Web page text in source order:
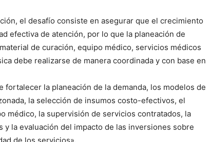
el desafío consiste en asegurar que el crecimiento
efectiva de atención, por lo que la planeación de
de curación, equipo médico, servicios médicos
debe realizarse de manera coordinada y con base en
la planeación de la demanda, los modelos de
la selección de insumos costo-efectivos, el
médico, la supervisión de servicios contratados, la
y la evaluación del impacto de las inversiones sobre